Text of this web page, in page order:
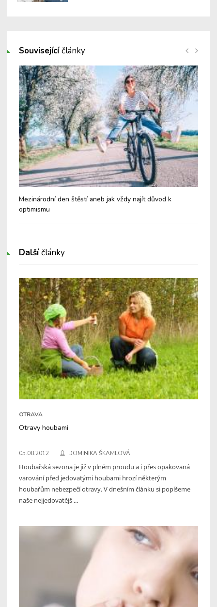
Souvisejícíčlánky
Mezinárodní den štěstí aneb jak vždy najít důvod k
optimismu
Dalšíčlánky
OTRAVA
Otravy houbami
05.08.2012 DOMINIKA ŠKAMLOVÁ
Houbařská sezona je již v plném proudu a i přes opakovaná
varování před jedovatými houbami hrozí některým
houbařům nebezpečí otravy. V dnešním článku si popíšeme
naše nejjedovatějš ...